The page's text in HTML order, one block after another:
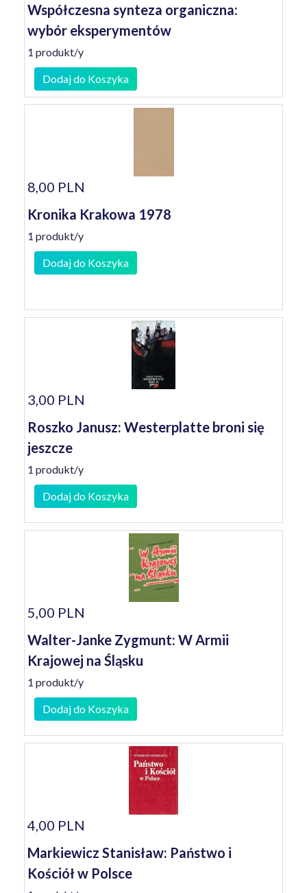
Współczesna synteza organiczna:
wybór eksperymentów
1 produkt/y
Dodaj do Koszyka
8,00 PLN
Kronika Krakowa 1978
1 produkt/y
Dodaj do Koszyka
3,00 PLN
Roszko Janusz: Westerplatte broni się
jeszcze
1 produkt/y
Dodaj do Koszyka
5,00 PLN
Walter-Janke Zygmunt: W Armii
Krajowej na Śląsku
1 produkt/y
Dodaj do Koszyka
4,00 PLN
Markiewicz Stanisław: Państwo i
Kościół w Polsce